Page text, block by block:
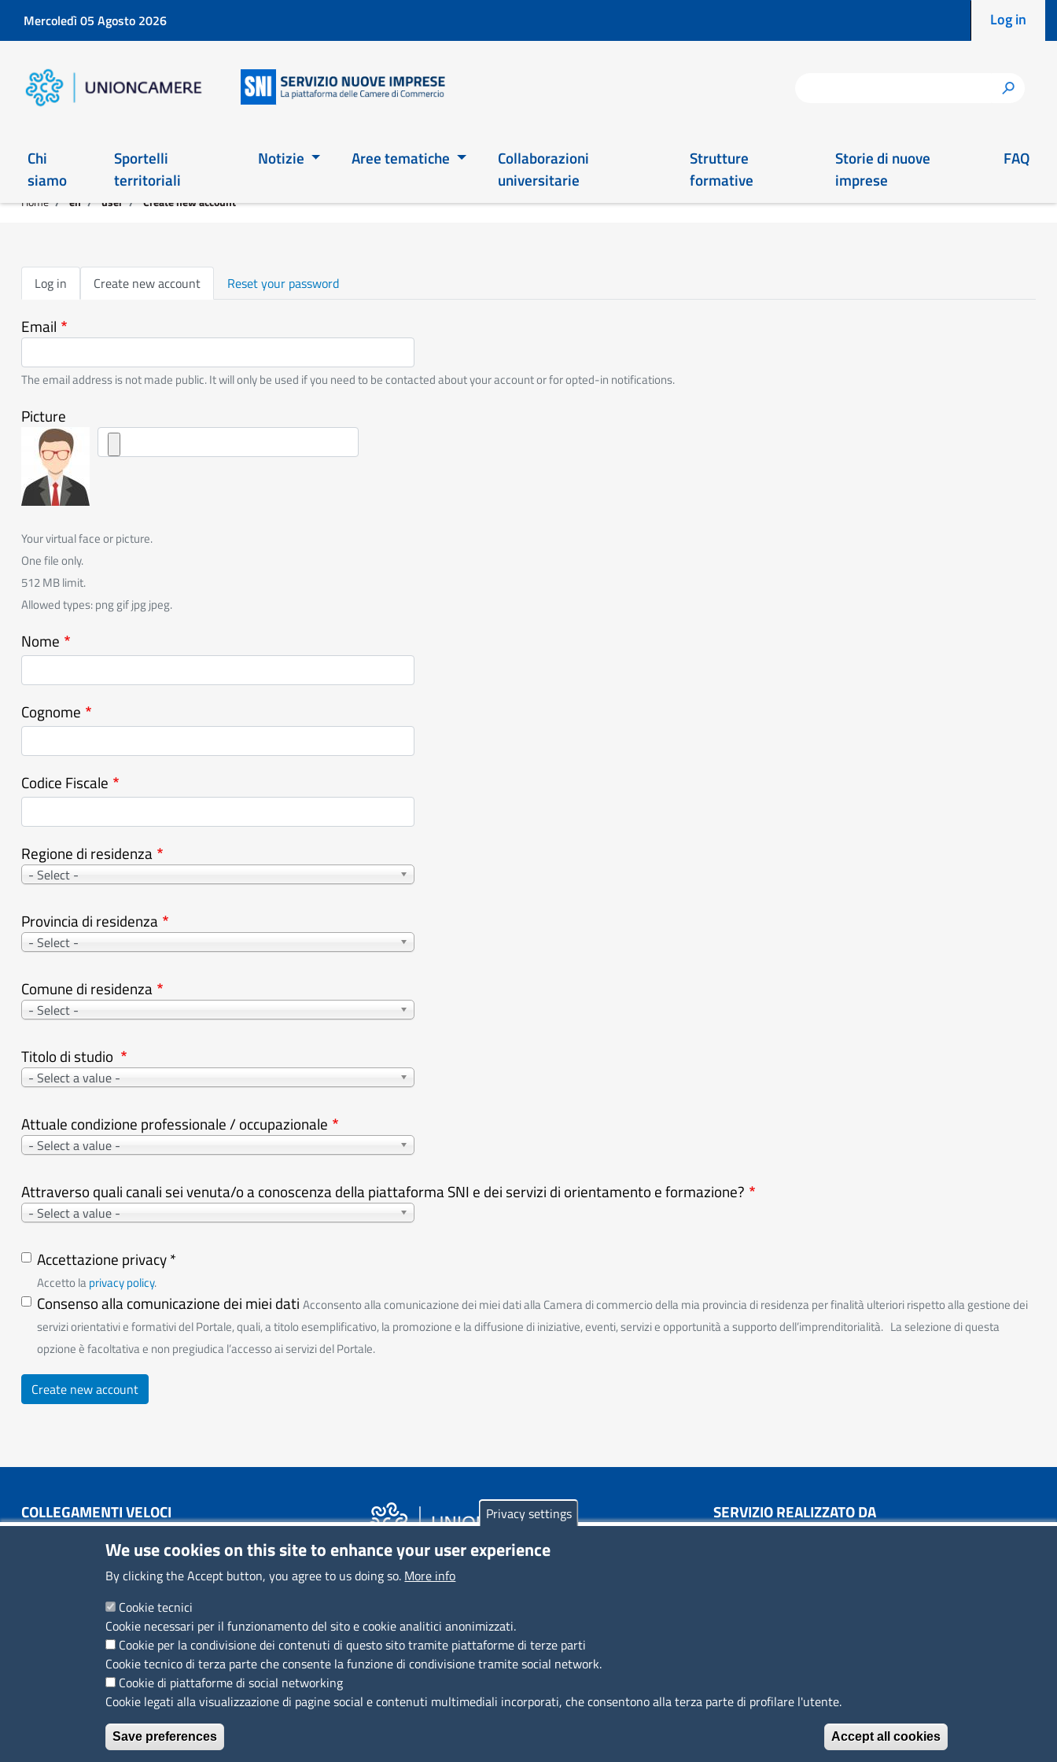
Mercoledì 05 Agosto 2026 Log in
h
Main 2026
Chi
siamo
Sportelli
territoriali
Notizie Aree tematiche
Collaborazioni
universitarie
Strutture
formative
Storie di nuove
imprese
FAQ
Home en user Create new account
Primary
tabs
Log in Create new account Reset your password
Email
The email address is not made public. It will only be used if you need to be contacted about your account or for opted-in notifications.
Picture
Your virtual face or picture.
One file only.
512 MB limit.
Allowed types: png gif jpg jpeg.
Nome
Cognome
Codice Fiscale
Regione di residenza
- Select -
Provincia di residenza
- Select -
Comune di residenza
- Select -
Titolo di studio
- Select a value -
Attuale condizione professionale / occupazionale
- Select a value -
Attraverso quali canali sei venuta/o a conoscenza della piattaforma SNI e dei servizi di orientamento e formazione?
- Select a value -
Accettazione privacy *
Accetto laprivacy policy.
Consenso alla comunicazione dei miei dati Acconsento alla comunicazione dei miei dati alla Camera di commercio della mia provincia di residenza per finalità ulteriori rispetto alla gestione dei
servizi orientativi e formativi del Portale, quali, a titolo esemplificativo, la promozione e la diffusione di iniziative, eventi, servizi e opportunità a supporto dell’imprenditorialità. La selezione di questa
opzione è facoltativa e non pregiudica l’accesso ai servizi del Portale.
Create new account
COLLEGAMENTI VELOCI
Colloqui di primo orientamento
Colloqui specialistici
Sportelli territoriali
Piazza Sallustio, 21 - 00187 Roma
C.F.: 01484460587
P.Iva: 01000211001
SERVIZIO REALIZZATO DA
MENÙ PRIVACYPrivacy e cookie policy Accesso riservato © 2023 SNI Servizio Nuove Imprese
Privacy settings
We use cookies on this site to enhance your user experience
By clicking the Accept button, you agree to us doing so. More info
Cookie tecnici
Cookie necessari per il funzionamento del sito e cookie analitici anonimizzati.
Cookie per la condivisione dei contenuti di questo sito tramite piattaforme di terze parti
Cookie tecnico di terza parte che consente la funzione di condivisione tramite social network.
Cookie di piattaforme di social networking
Cookie legati alla visualizzazione di pagine social e contenuti multimediali incorporati, che consentono alla terza parte di profilare l'utente.
Save preferences Accept all cookies